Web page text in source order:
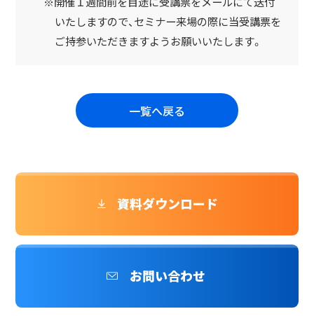
いたしますので、セミナー来場の際に当受講票を
ご持参いただきますようお願いいたします。
一覧へ戻る
資料ダウンロード
お問い合わせ